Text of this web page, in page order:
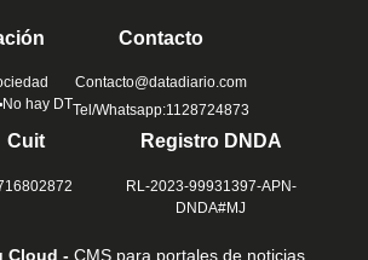
No hay DT
Contacto
Contacto@datadiario.com
Tel/Whatsapp:1128724873
Cuit Registro DNDA
RL-2023-99931397-APN-
DNDA#MJ
Cloud -CMS para portales de noticias